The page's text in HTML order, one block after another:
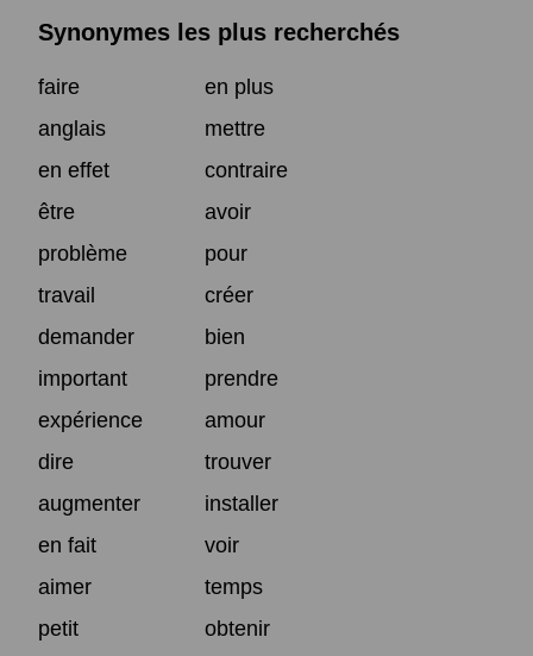
Synonymes les plus recherchés
faire
en plus
anglais
mettre
en effet
contraire
être
avoir
problème
pour
travail
créer
demander
bien
important
prendre
expérience
amour
dire
trouver
augmenter
installer
en fait
voir
aimer
temps
petit
obtenir